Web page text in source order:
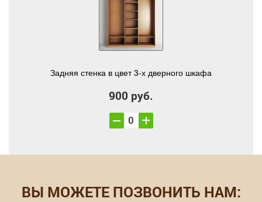
Задняя стенка в цвет 3-х дверного шкафа
900 руб.
ВЫ МОЖЕТЕ ПОЗВОНИТЬ НАМ: